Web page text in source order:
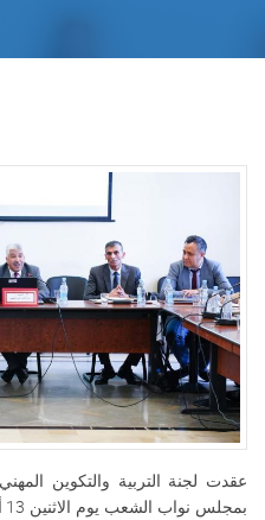
عقدت لجنة التربية والتكوين